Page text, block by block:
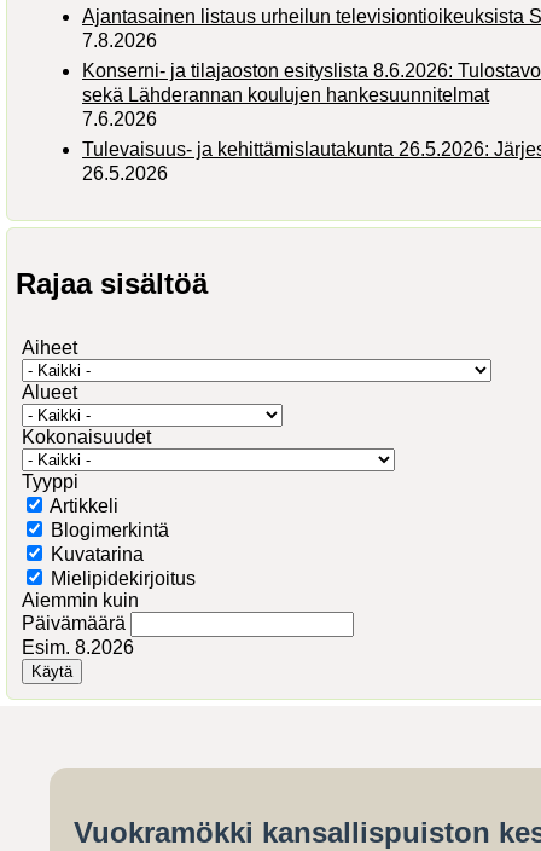
Ajantasainen listaus urheilun televisiontioikeuksista
7.8.2026
Konserni- ja tilajaoston esityslista 8.6.2026:
sekä Lähderannan koulujen hankesuunnitelmat
7.6.2026
Tulevaisuus- ja kehittämislautakunta 26.5.2026:
26.5.2026
Rajaa sisältöä
Aiheet
Alueet
Kokonaisuudet
Tyyppi
Artikkeli
Blogimerkintä
Kuvatarina
Mielipidekirjoitus
Aiemmin kuin
Päivämäärä
Esim. 8.2026
Vuokramökki kansallispuiston